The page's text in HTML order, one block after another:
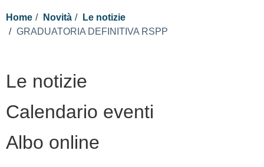
Home Novità
Le notizie
GRADUATORIA DEFINITIVA RSPP
Le notizie
Calendario eventi
Albo online